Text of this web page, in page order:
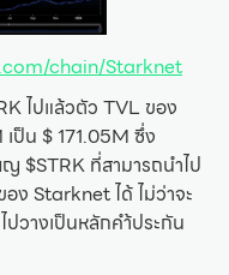
chain/Starknet
ไปแล้วตัว TVL ของ
ป็น $ 171.05M ซึ่ง
$STRK ที่สามารถนำไป
ง Starknet ได้ ไม่ว่าจะ
วางเป็นหลักคำ้ประกัน